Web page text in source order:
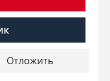
Отложить